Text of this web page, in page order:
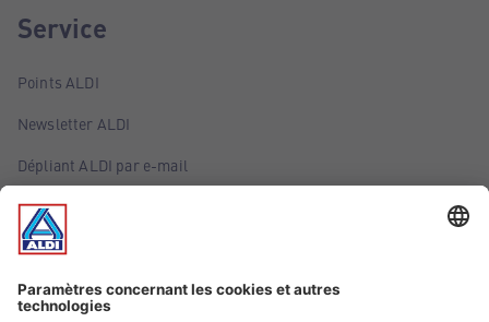
Service
Points ALDI
Newsletter ALDI
Dépliant ALDI par e-mail
Offres
Infos essentielles